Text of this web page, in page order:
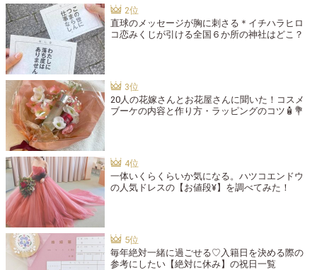
直球のメッセージが胸に刺さる＊イチハラヒロ
コ恋みくじが引ける全国６か所の神社はどこ？
20人の花嫁さんとお花屋さんに聞いた！コスメ
ブーケの内容と作り方・ラッピングのコツ🧴💐
一体いくらくらいか気になる。ハツコエンドウ
の人気ドレスの【お値段¥】を調べてみた！
毎年絶対一緒に過ごせる♡入籍日を決める際の
参考にしたい【絶対に休み】の祝日一覧